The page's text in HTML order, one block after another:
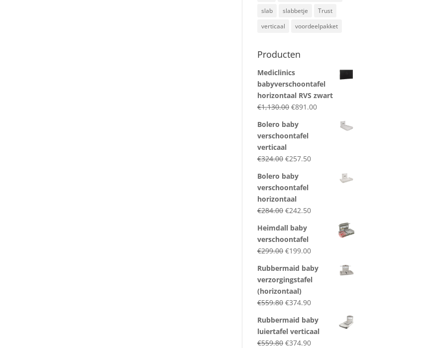
slab
slabbetje
Trust
verticaal
voordeelpakket
Producten
Mediclinics
babyverschoontafel
horizontaal RVS zwart
€1,130.00 Original
was:
€1,130.00.
€891.00Current
Bolero baby
verschoontafel
verticaal
€324.00 Original
was:
€324.00.
€257.50Current
Bolero baby
verschoontafel
horizontaal
€284.00 Original
was:
€284.00.
€242.50Current
Heimdall baby
verschoontafel
€299.00 Original
was:
€299.00.
€199.00Current
is:
€199.00.
Rubbermaid baby
verzorgingstafel
(horizontaal)
€559.80 Original
was:
€559.80.
€374.90Current
is:
€374.90.
Rubbermaid baby
luiertafel verticaal
€559.80 Original
€374.90Current